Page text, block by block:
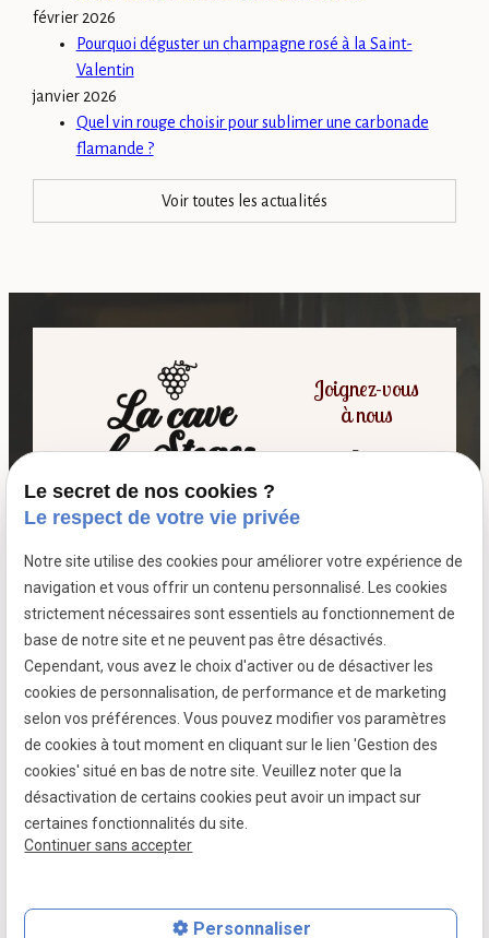
février 2026
Pourquoi déguster un champagne rosé à la Saint-
Valentin
janvier 2026
Quel vin rouge choisir pour sublimer une carbonade
flamande ?
Voir toutes les actualités
Siret :39799787500026
Joignez-vous
à nous
7 passage fleuri
- 59380 SOCX
Mentions légales
Politique de confidentialité
Gestion des cookies
Le secret de nos cookies ?
Le respect de votre vie privée
Notre site utilise des cookies pour améliorer votre expérience de
navigation et vous offrir un contenu personnalisé. Les cookies
strictement nécessaires sont essentiels au fonctionnement de
base de notre site et ne peuvent pas être désactivés.
Cependant, vous avez le choix d'activer ou de désactiver les
cookies de personnalisation, de performance et de marketing
selon vos préférences. Vous pouvez modifier vos paramètres
de cookies à tout moment en cliquant sur le lien 'Gestion des
cookies' situé en bas de notre site. Veuillez noter que la
désactivation de certains cookies peut avoir un impact sur
certaines fonctionnalités du site.
Continuer sans accepter
Personnaliser